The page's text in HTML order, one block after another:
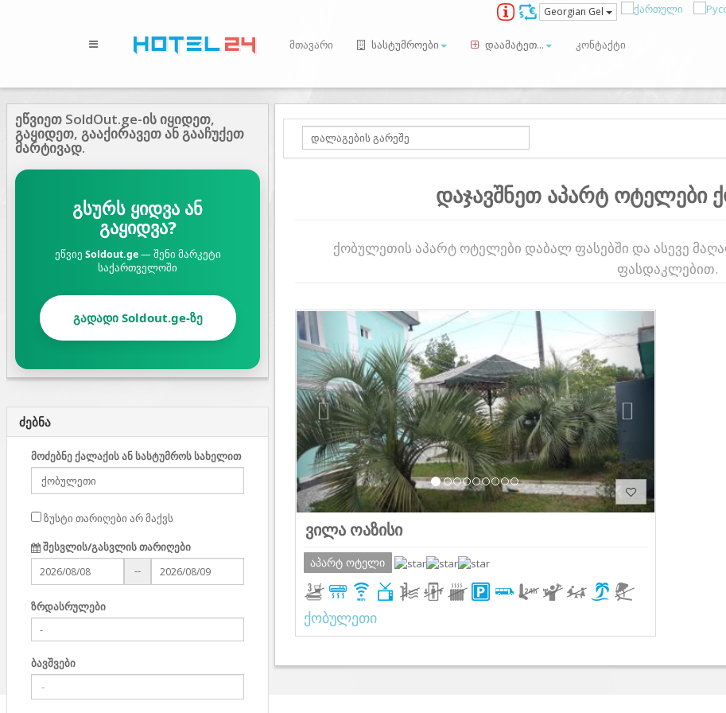
Georgian Gel
მთავარი სასტუმროები დაამატეთ... კონტაქტი
ეწვიეთ SoldOut.ge-ის იყიდეთ,
გაყიდეთ, გააქირავეთ ან გააჩუქეთ
მარტივად.
გსურს ყიდვა ან
გაყიდვა?
ეწვიე Soldout.ge— შენი მარკეტი
საქართველოში
გადადი Soldout.ge-ზე
ძებნა
მოძებნე ქალაქის ან სასტუმროს სახელით
ზუსტი თარიღები არ მაქვს
შესვლის/გასვლის თარიღები
--
ზრდასრულები
ბავშვები
დაჯავშნეთ აპარტ ოტელები
ქობულეთის აპარტ ოტელები დაბალ ფასებში და ასევე
ფასდაკლებით.
Previous Next
ვილა ოაზისი
აპარტ ოტელი
ქობულეთი